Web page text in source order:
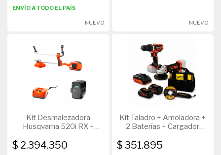
ENVÍO A TODO EL PAÍS
NUEVO NUEVO
Kit Desmalezadora
Husqvarna 520i RX +
BLI200
$ 2.394.350
Kit Taladro + Amoladora +
2 Baterías + Cargador
Crossmaster
$ 351.895